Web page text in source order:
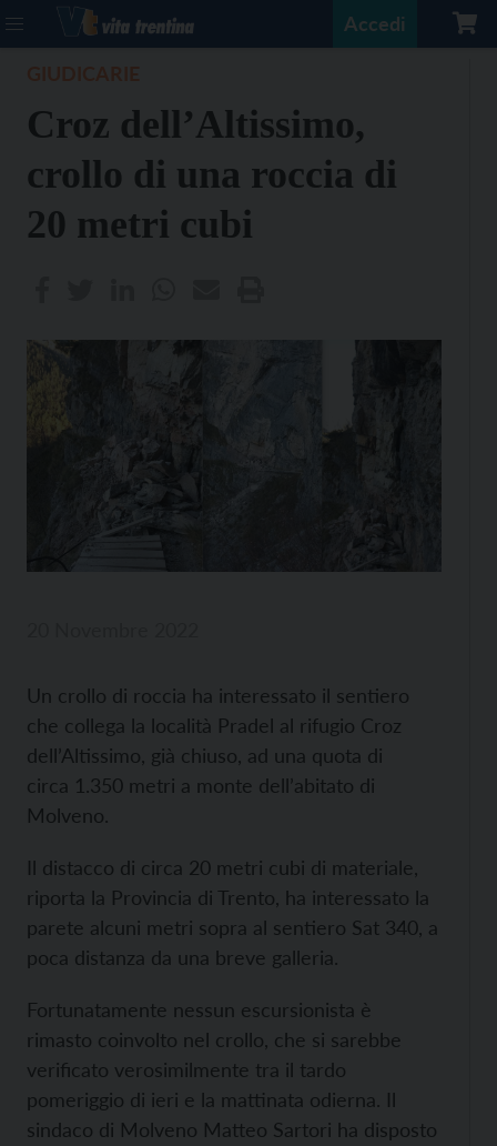
Accedi
Croz dell’Altissimo,
crollo di una roccia di
20 metri cubi
Un crollo di roccia ha interessato il sentiero
che collega la località Pradel al rifugio Croz
dell’Altissimo, già chiuso, ad una quota di
circa 1.350 metri a monte dell’abitato di
Molveno.
Il distacco di circa 20 metri cubi di materiale,
riporta la Provincia di Trento, ha interessato la
parete alcuni metri sopra al sentiero Sat 340, a
poca distanza da una breve galleria.
Fortunatamente nessun escursionista è
rimasto coinvolto nel crollo, che si sarebbe
verificato verosimilmente tra il tardo
pomeriggio di ieri e la mattinata odierna. Il
sindaco di Molveno Matteo Sartori ha disposto